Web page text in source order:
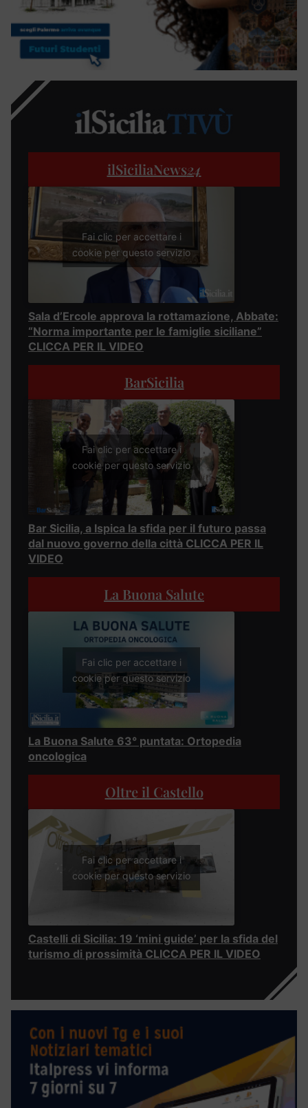
ilSiciliaNews24
Fai clic per accettare i
cookie per questo servizio
Sala d’Ercole approva la rottamazione, Abbate:
“Norma importante per le famiglie siciliane”
CLICCA PER IL VIDEO
BarSicilia
Fai clic per accettare i
cookie per questo servizio
Bar Sicilia, a Ispica la sfida per il futuro passa
dal nuovo governo della città CLICCA PER IL
VIDEO
La Buona Salute
Fai clic per accettare i
cookie per questo servizio
La Buona Salute 63° puntata: Ortopedia
oncologica
Oltre il Castello
Fai clic per accettare i
cookie per questo servizio
Castelli di Sicilia: 19 ‘mini guide’ per la sfida del
turismo di prossimità CLICCA PER IL VIDEO